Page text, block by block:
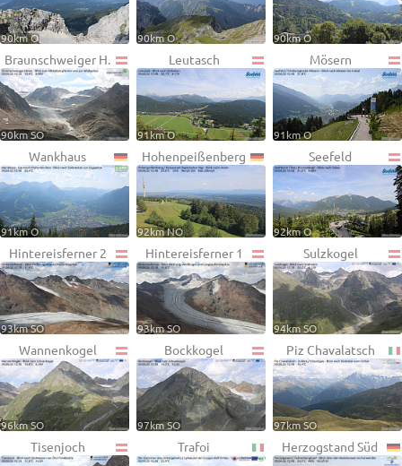
90km O 90km O 90km O
Braunschweiger H.
90km SO
Leutasch
91km O
Mösern
91km O
Wankhaus
91km O
Hohenpeißenberg
92km NO
Seefeld
92km O
Hintereisferner 2
93km SO
Hintereisferner 1
93km SO
Sulzkogel
94km SO
Wannenkogel
96km SO
Bockkogel
97km SO
Piz Chavalatsch
97km SO
Tisenjoch Trafoi Herzogstand Süd